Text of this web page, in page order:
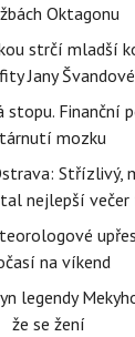
Oktagonu
strčí mladší
Jany
stopu. Finanční
mozku
Střízlivý,
nejlepší
na víkend
legendy
že se žení